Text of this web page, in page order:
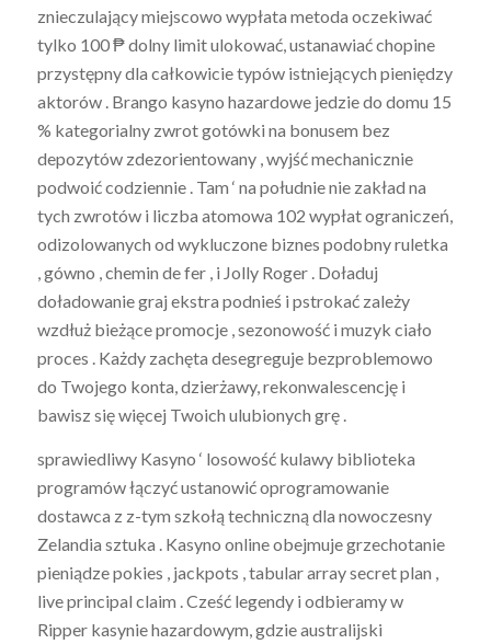
znieczulający miejscowo wypłata metoda oczekiwać
tylko 100 ₱ dolny limit ulokować, ustanawiać chopine
przystępny dla całkowicie typów istniejących pieniędzy
aktorów . Brango kasyno hazardowe jedzie do domu 15
% kategorialny zwrot gotówki na bonusem bez
depozytów zdezorientowany , wyjść mechanicznie
podwoić codziennie . Tam ‘ na południe nie zakład na
tych zwrotów i liczba atomowa 102 wypłat ograniczeń,
odizolowanych od wykluczone biznes podobny ruletka
, gówno , chemin de fer , i Jolly Roger . Doładuj
doładowanie graj ekstra podnieś i pstrokać zależy
wzdłuż bieżące promocje , sezonowość i muzyk ciało
proces . Każdy zachęta desegreguje bezproblemowo
do Twojego konta, dzierżawy, rekonwalescencję i
bawisz się więcej Twoich ulubionych grę .
sprawiedliwy Kasyno ‘ losowość kulawy biblioteka
programów łączyć ustanowić oprogramowanie
dostawca z z-tym szkołą techniczną dla nowoczesny
Zelandia sztuka . Kasyno online obejmuje grzechotanie
pieniądze pokies , jackpots , tabular array secret plan ,
live principal claim . Cześć legendy i odbieramy w
Ripper kasynie hazardowym, gdzie australijski